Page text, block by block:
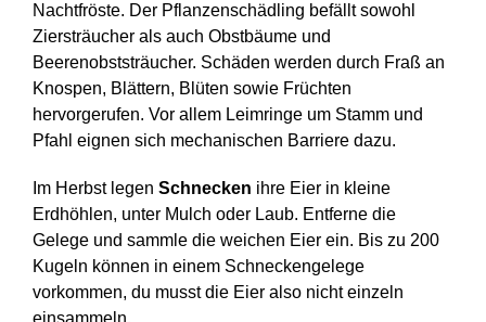
Nachtfröste. Der Pflanzenschädling befällt sowohl
Ziersträucher als auch Obstbäume und
Beerenobststräucher. Schäden werden durch Fraß an
Knospen, Blättern, Blüten sowie Früchten
hervorgerufen. Vor allem Leimringe um Stamm und
Pfahl eignen sich mechanischen Barriere dazu.
Im Herbst legen Schnecken ihre Eier in kleine
Erdhöhlen, unter Mulch oder Laub. Entferne die
Gelege und sammle die weichen Eier ein. Bis zu 200
Kugeln können in einem Schneckengelege
vorkommen, du musst die Eier also nicht einzeln